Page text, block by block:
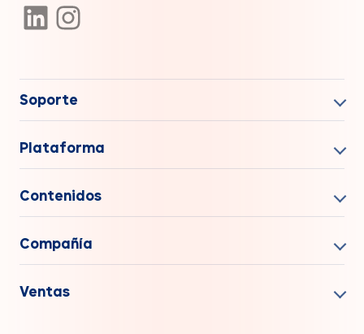
Soporte
Plataforma
Contenidos
Compañía
Ventas